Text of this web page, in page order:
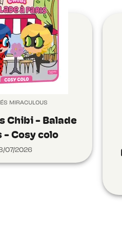
MIRACULOUS
Chibi - Balade
- Cosy colo
07/2026